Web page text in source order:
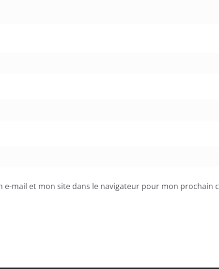
e-mail et mon site dans le navigateur pour mon prochain